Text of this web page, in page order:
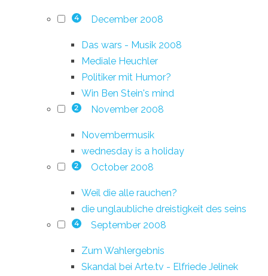
4 December 2008
Das wars - Musik 2008
Mediale Heuchler
Politiker mit Humor?
Win Ben Stein's mind
2 November 2008
Novembermusik
wednesday is a holiday
2 October 2008
Weil die alle rauchen?
die unglaubliche dreistigkeit des seins
4 September 2008
Zum Wahlergebnis
Skandal bei Arte.tv - Elfriede Jelinek